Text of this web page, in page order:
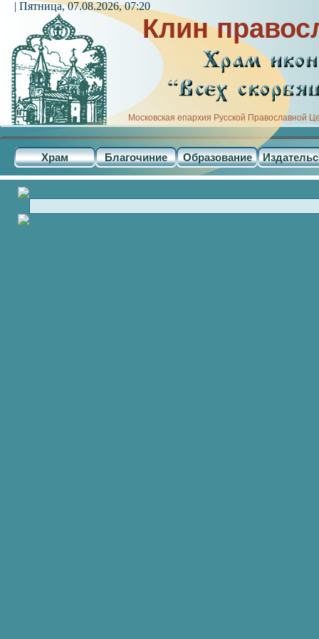
Клин
Московская епархия Русской Православной
Храм Благочиние Образование
| Пятница, 07.08.2026, 07:20